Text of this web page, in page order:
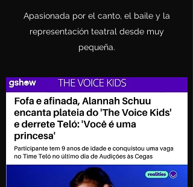
Apasionada por el canto, el baile y la
representación teatral desde muy
pequeña.